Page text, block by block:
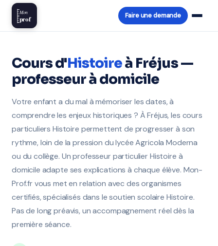
Mon
prof Faire une demande
Cours d'Histoireà Fréjus —
professeur à domicile
Votre enfant a du mal à mémoriser les dates, à
comprendre les enjeux historiques ? À Fréjus, les cours
particuliers Histoire permettent de progresser à son
rythme, loin de la pression du lycée Agricola Moderna
ou du collège. Un professeur particulier Histoire à
domicile adapte ses explications à chaque élève. Mon-
Prof.fr vous met en relation avec des organismes
certifiés, spécialisés dans le soutien scolaire Histoire.
Pas de long préavis, un accompagnement réel dès la
première séance.